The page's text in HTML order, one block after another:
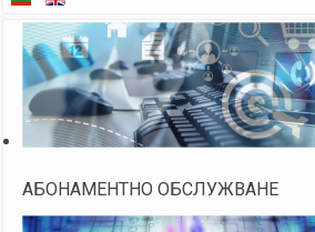
АБОНАМЕНТНО ОБСЛУЖВАНЕ